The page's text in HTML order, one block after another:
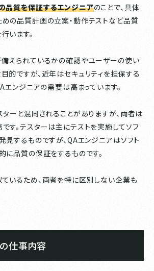
品質を保証するエンジニアのことで、具体
の品質計画の立案・動作テストなど品質
います。
えられているかの確認やユーザーの使い
的ですが、近年はセキュリティを担保する
エンジニアの需要は高まっています。
ーと混同されることがありますが、両者は
す。テスターは主にテストを実施してソフ
見するものですが、QAエンジニアはソフト
に品質の保証をするものです。
いるため、両者を特に区別しない企業も
仕事内容